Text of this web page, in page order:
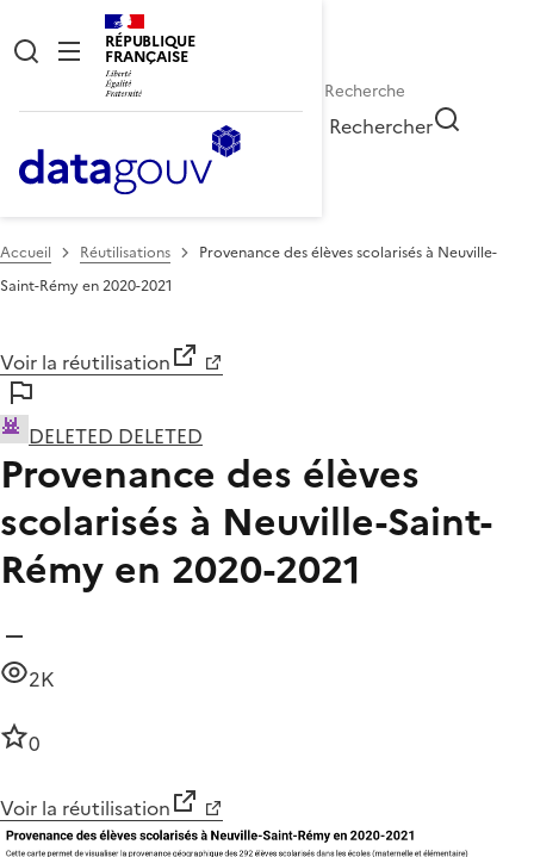
RÉPUBLIQUE
FRANÇAISE
Rechercher
Accueil Réutilisations
Provenance des élèves scolarisés à Neuville-
Saint-Rémy en 2020-2021
Voir la réutilisation
DELETED DELETED
Provenance des élèves
scolarisés à Neuville-Saint-
Rémy en 2020-2021
2K
0
Voir la réutilisation